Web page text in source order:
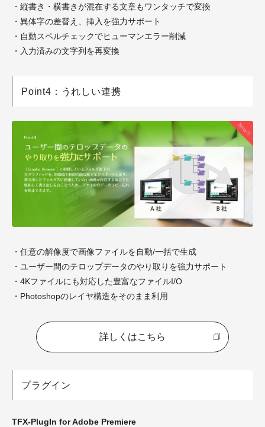
・縦書き・横書きが混在する文章もワンタッチで変換
・異体字の差替え、挿入を強力サポート
・自動スペルチェックでヒューマンエラー削減
・入力済みの文字列を再変換
Point4：うれしい連携
・任意の解像度で画像ファイルを自動/一括で生成
・ユーザー間のテロップデータのやり取りを強力サポート
・4Kファイルにも対応した豊富なファイルI/O
・Photoshopのレイヤ構造をそのまま利用
詳しくはこちら
プラグイン
TFX-PlugIn for Adobe Premiere